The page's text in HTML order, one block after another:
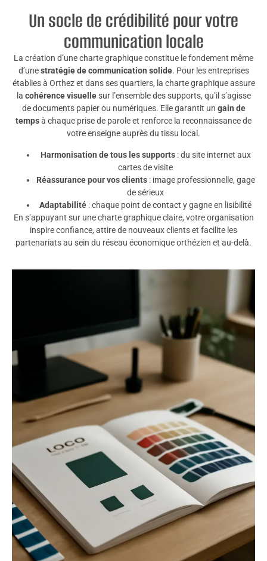
Un socle de crédibilité pour votre
communication locale
La création d’une charte graphique constitue le fondement même
d’unestratégie de communication solide. Pour les entreprises
établies à Orthez et dans ses quartiers, la charte graphique assure
la cohérence visuellesur l’ensemble des supports, qu’il s’agisse
de documents papier ou numériques. Elle garantit un gain de
tempsà chaque prise de parole et renforce la reconnaissance de
votre enseigne auprès du tissu local.
Harmonisation de tous les supports: du site internet aux
cartes de visite
Réassurance pour vos clients: image professionnelle, gage
de sérieux
Adaptabilité : chaque point de contact y gagne en lisibilité
En s’appuyant sur une charte graphique claire, votre organisation
inspire confiance, attire de nouveaux clients et facilite les
partenariats au sein du réseau économique orthézien et au-delà.